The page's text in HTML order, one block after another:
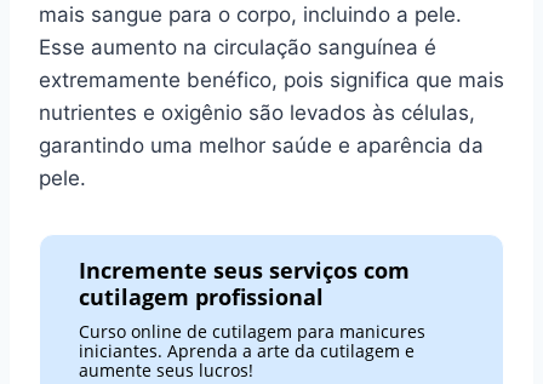
mais sangue para o corpo, incluindo a pele.
Esse aumento na circulação sanguínea é
extremamente benéfico, pois significa que mais
nutrientes e oxigênio são levados às células,
garantindo uma melhor saúde e aparência da
pele.
Incremente seus serviços com
cutilagem profissional
Curso online de cutilagem para manicures
iniciantes. Aprenda a arte da cutilagem e
aumente seus lucros!